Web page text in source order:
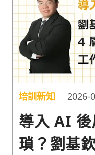
培訓新知 2026-
導入 AI
瑣？劉基